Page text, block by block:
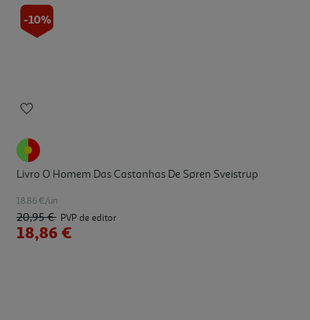
-10%
Livro O Homem Das Castanhas De Søren Sveistrup
18.86 €/un
20,95 € PVP de editor
18,86 €